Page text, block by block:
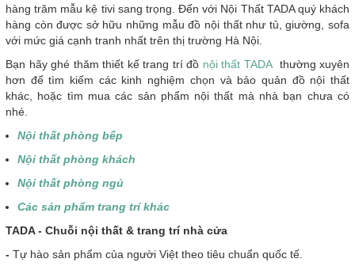
hàng trăm mẫu kệ tivi sang trọng. Đến với Nội Thất TADA quý khách
hàng còn được sở hữu những mẫu đồ nội thất như tủ, giường, sofa
với mức giá cạnh tranh nhất trên thị trường Hà Nội.
Bạn hãy ghé thăm thiết kế trang trí đồ nội thất TADA thường xuyên
hơn để tìm kiếm các kinh nghiệm chọn và bảo quản đồ nội thất
khác, hoặc tìm mua các sản phẩm nội thất mà nhà bạn chưa có
nhé.
Nội thất phòng bếp
Nội thất phòng khách
Nội thất phòng ngủ
Các sản phẩm trang trí khác
TADA - Chuỗi nội thất & trang trí nhà cửa
- Tự hào sản phẩm của người Việt theo tiêu chuẩn quốc tế.